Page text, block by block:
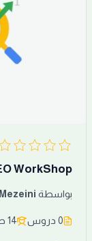
WorkShop
بواسطة Mezeini
0 دروس 14 طالبًا